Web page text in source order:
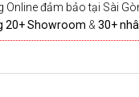
Online đảm bảo tại Sài
20+ Showroom & 30+